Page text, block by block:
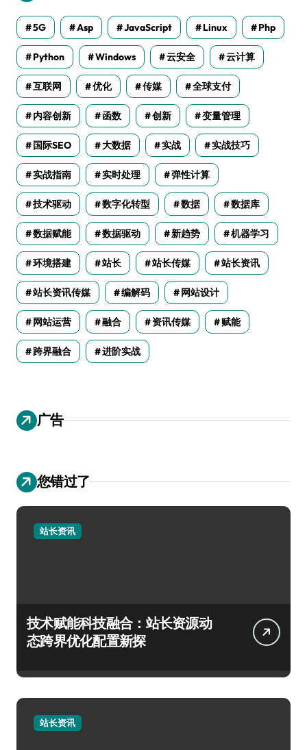
5G Asp JavaScript Linux Php
Python Windows 云安全 云计算
互联网 优化 传媒 全球支付
内容创新 函数 创新 变量管理
国际SEO 大数据 实战 实战技巧
实战指南 实时处理 弹性计算
技术驱动 数字化转型 数据 数据库
数据赋能 数据驱动 新趋势 机器学习
环境搭建 站长 站长传媒 站长资讯
站长资讯传媒 编解码 网站设计
网站运营 融合 资讯传媒 赋能
跨界融合 进阶实战
广告
您错过了
站长资讯
技术赋能科技融合：站长资源动
态跨界优化配置新探
站长资讯